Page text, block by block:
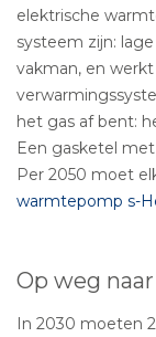
elektrische
systeem zijn:
vakman, en
het gas af bent:
Een gasketel
Per 2050 moet
warmtepomp s-
Op weg
In 2030 moeten